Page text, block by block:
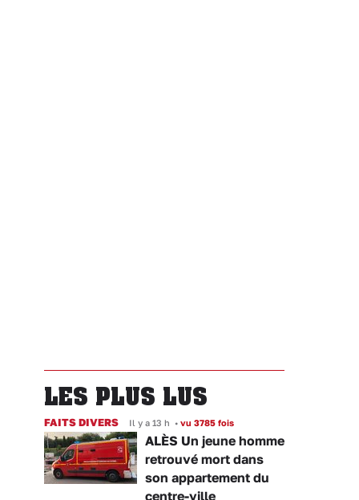
LES PLUS LUS
FAITS DIVERS Il y a 13 h • vu 3785 fois
ALÈS Un jeune homme
retrouvé mort dans
son appartement du
centre-ville